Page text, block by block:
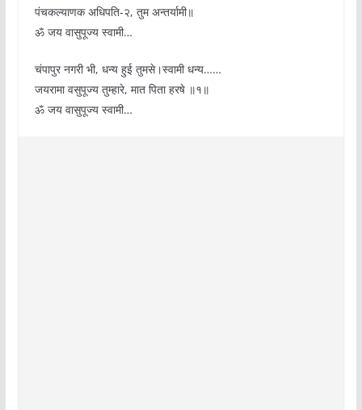
पंचकल्याणक अधिपति-२, तुम अन्तर्यामी॥
ॐ जय वासुपूज्य स्वामी…
चंपापुर नगरी भी, धन्य हुई तुमसे।स्वामी धन्य……
जयरामा वसुपूज्य तुम्हारे, मात पिता हरषे ॥१॥
ॐ जय वासुपूज्य स्वामी…